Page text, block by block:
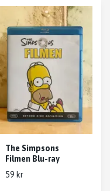
The Simpsons
Filmen Blu-ray
59 kr